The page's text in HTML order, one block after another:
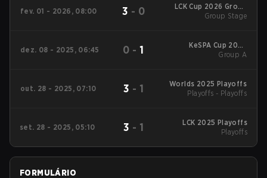
fev. 01 - 2026, 08:00 3 - 0
LCK Cup 2026 Group
Stage
Group Stage
dez. 08 - 2025, 06:45 0 -1
KeSPA Cup 2025
Group A
Group A
out. 28 - 2025, 07:10 3 - 1
Worlds 2025 Playoffs
Playoffs - Playoffs
set. 28 - 2025, 05:10 3 - 1
LCK 2025 Playoffs
Playoffs
FORMULÁRIO